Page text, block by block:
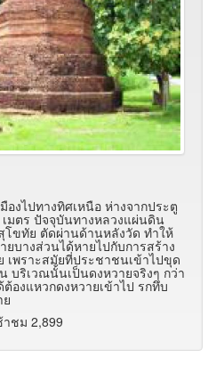
องไปทางทิศเหนือ ห่างจากประตู
มตร ปัจจุบันทางหลวงแผ่นดิน
โขทัย ตัดผ่านด้านหลังวัด ทำให้
บางส่วนได้หายไปกับการสร้าง
เพราะสมัยที่ประชาชนเข้าไปขุด
บริเวณนั้นเป็นดงหวายจริงๆ กว่า
ต้องแหวกดงหวายเข้าไป รกทึบ
าชม 2,899